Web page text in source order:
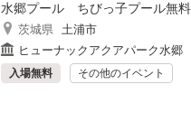
水郷プール ちびっ子プール無
茨城県 土浦市
ヒューナックアクアパーク水郷
入場無料 その他のイベント